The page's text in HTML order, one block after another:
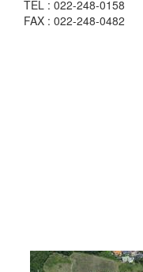
TEL : 022-248-0158
FAX : 022-248-0482